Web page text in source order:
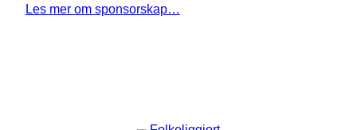
Les mer om sponsorskap…